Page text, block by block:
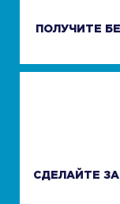
ПОЛУЧИТЕ
СДЕЛАЙТЕ